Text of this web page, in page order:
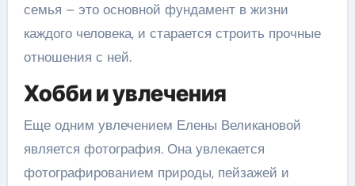
семья – это основной фундамент в жизни
каждого человека, и старается строить прочные
отношения с ней.
Хобби и увлечения
Еще одним увлечением Елены Великановой
является фотография. Она увлекается
фотографированием природы, пейзажей и